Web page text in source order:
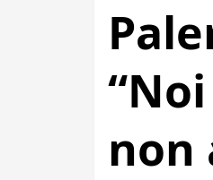
non